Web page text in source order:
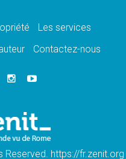
nationale
par l'empathie» estime
ne s'achète pas avec
Les services
Contactez-nous
Reserved. https://fr.zenit.org